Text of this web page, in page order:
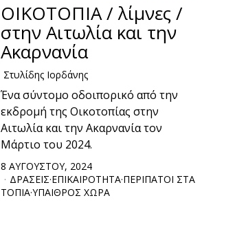
ΟΙΚΟΤΟΠΙΑ / λίμνες /
στην Αιτωλία και την
Ακαρνανία
Στυλίδης Ιορδάνης
Ένα σύντομο οδοιπορικό από την
εκδρομή της Οικοτοπίας στην
Αιτωλία και την Ακαρνανία τον
Μάρτιο του 2024.
8 ΑΥΓΟΥΣΤΟΥ, 2024
ΔΡΑΣΕΙΣ·ΕΠΙΚΑΙΡΟΤΗΤΑ·ΠΕΡΙΠΑΤΟΙ ΣΤΑ
ΤΟΠΙΑ·ΥΠΑΙΘΡΟΣ ΧΩΡΑ